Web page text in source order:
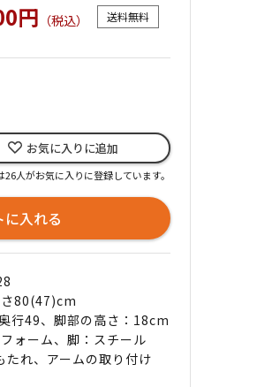
円 （税込） 送料無料
お気に入りに追加
26人がお気に入りに登録しています。
に入れる
80(47)cm
行49、脚部の高さ：18cm
ォーム、脚：スチール
たれ、アームの取り付け